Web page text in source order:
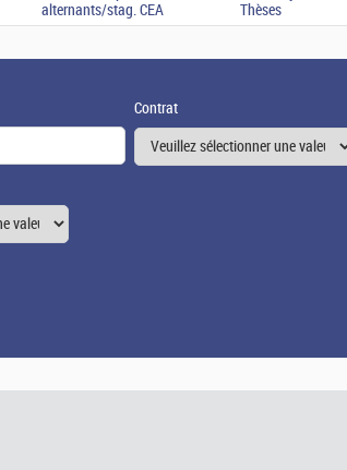
alternants/stag. CEA
Thèses
Contrat